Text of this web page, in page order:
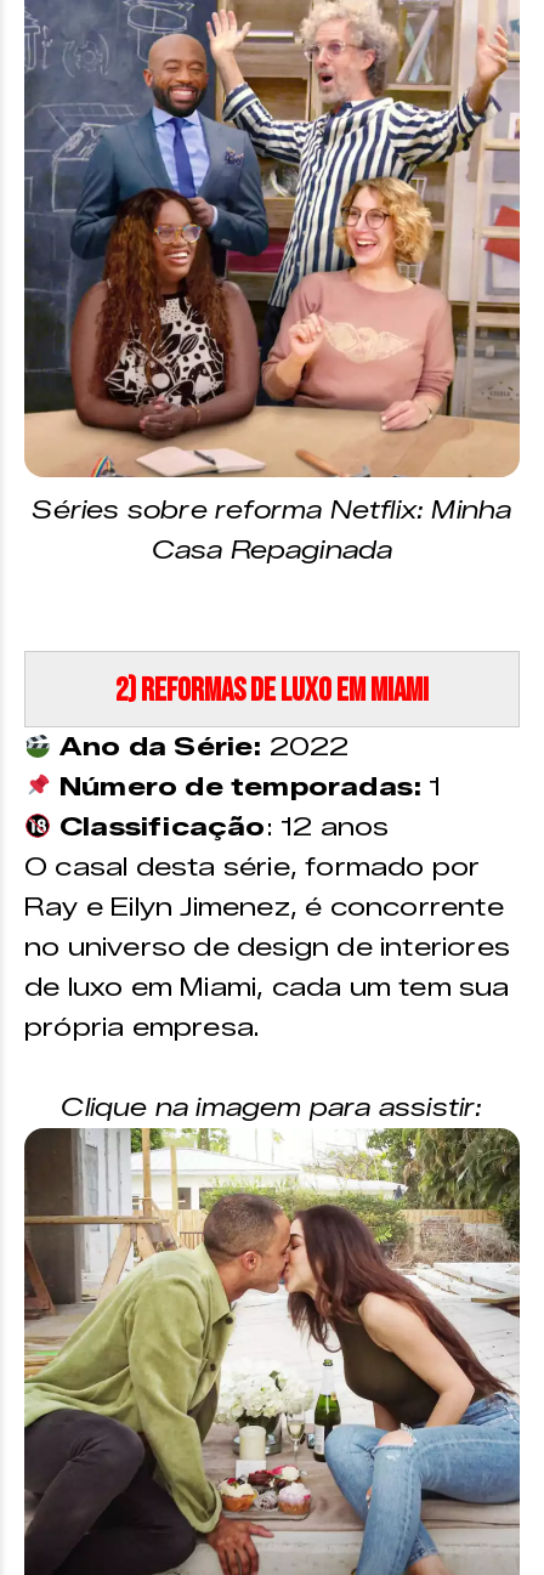
Séries sobre reforma Netflix: Minha
Casa Repaginada
2) Reformas de Luxo em Miami
Ano da Série: 2022
Número de temporadas: 1
Classificação: 12 anos
O casal desta série, formado por
Ray e Eilyn Jimenez, é concorrente
no universo de design de interiores
de luxo em Miami, cada um tem sua
própria empresa.
Clique na imagem para assistir: